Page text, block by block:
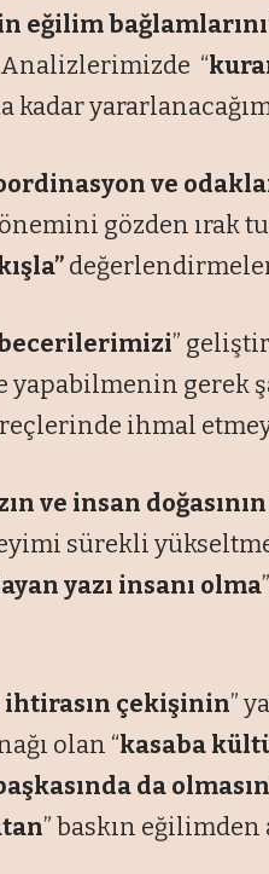
eğilim
“
kadar
ve
gözden ırak
becerilerimizi”
yapabilmenin gerek
ihmal
ve insan doğasının
sürekli
yazı insanı olma
çekişinin”
olan “kasaba
da
” baskın